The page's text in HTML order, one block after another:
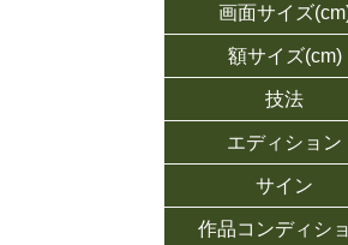
画面サイズ
額サイズ(cm)
技法
エディション
サイン
作品コンディシ